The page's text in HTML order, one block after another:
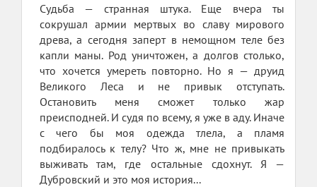
Судьба — странная штука. Еще вчера ты
сокрушал армии мертвых во славу мирового
древа, а сегодня заперт в немощном теле без
капли маны. Род уничтожен, а долгов столько,
что хочется умереть повторно. Но я — друид
Великого Леса и не привык отступать.
Остановить меня сможет только жар
преисподней. И судя по всему, я уже в аду. Иначе
с чего бы моя одежда тлела, а пламя
подбиралось к телу? Что ж, мне не привыкать
выживать там, где остальные сдохнут. Я —
Дубровский и это моя история...